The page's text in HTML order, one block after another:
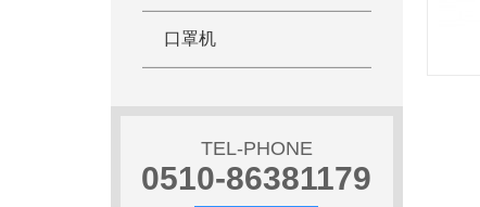
口罩机
TEL-PHONE
0510-86381179